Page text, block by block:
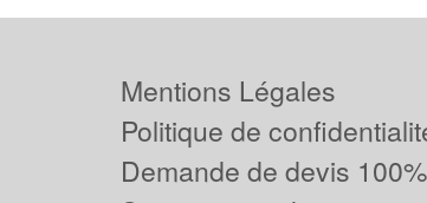
Mentions Légales
Politique de
Demande de devis